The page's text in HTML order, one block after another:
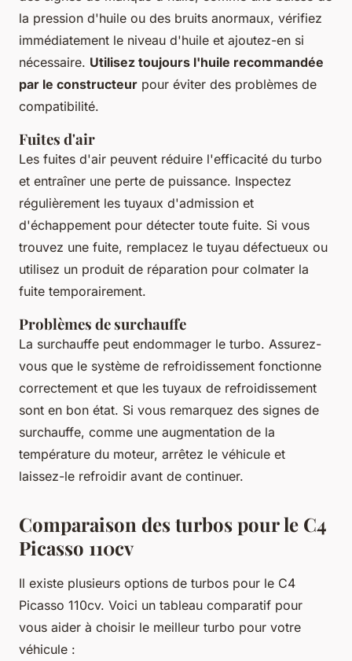
la pression d'huile ou des bruits anormaux, vérifiez
immédiatement le niveau d'huile et ajoutez-en si
nécessaire. Utilisez toujours l'huile recommandée
par le constructeur pour éviter des problèmes de
compatibilité.
Fuites d'air
Les fuites d'air peuvent réduire l'efficacité du turbo
et entraîner une perte de puissance. Inspectez
régulièrement les tuyaux d'admission et
d'échappement pour détecter toute fuite. Si vous
trouvez une fuite, remplacez le tuyau défectueux ou
utilisez un produit de réparation pour colmater la
fuite temporairement.
Problèmes de surchauffe
La surchauffe peut endommager le turbo. Assurez-
vous que le système de refroidissement fonctionne
correctement et que les tuyaux de refroidissement
sont en bon état. Si vous remarquez des signes de
surchauffe, comme une augmentation de la
température du moteur, arrêtez le véhicule et
laissez-le refroidir avant de continuer.
Comparaison des turbos pour le C4
Picasso 110cv
Il existe plusieurs options de turbos pour le C4
Picasso 110cv. Voici un tableau comparatif pour
vous aider à choisir le meilleur turbo pour votre
véhicule :